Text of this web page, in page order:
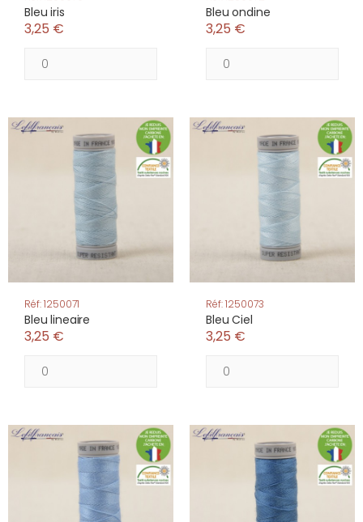
Bleu iris
3,25 €
Bleu ondine
3,25 €
Réf: 1250071
Bleu lineaire
3,25 €
Réf: 1250073
Bleu Ciel
3,25 €